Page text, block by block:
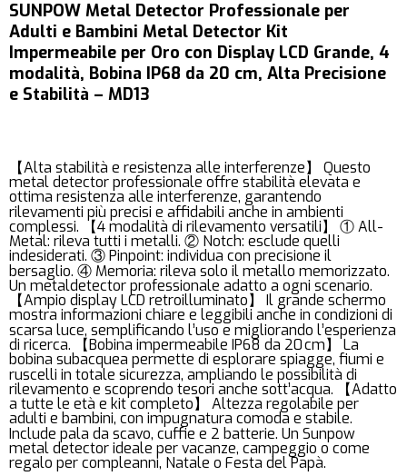
SUNPOW Metal Detector Professionale per
Adulti e Bambini Metal Detector Kit
Impermeabile per Oro con Display LCD Grande, 4
modalità, Bobina IP68 da 20 cm, Alta Precisione
e Stabilità – MD13
【Alta stabilità e resistenza alle interferenze】 Questo
metal detector professionale offre stabilità elevata e
ottima resistenza alle interferenze, garantendo
rilevamenti più precisi e affidabili anche in ambienti
complessi. 【4 modalità di rilevamento versatili】 ① All-
Metal: rileva tutti i metalli. ② Notch: esclude quelli
indesiderati. ③ Pinpoint: individua con precisione il
bersaglio. ④ Memoria: rileva solo il metallo memorizzato.
Un metaldetector professionale adatto a ogni scenario.
【Ampio display LCD retroilluminato】 Il grande schermo
mostra informazioni chiare e leggibili anche in condizioni di
scarsa luce, semplificando l’uso e migliorando l’esperienza
di ricerca. 【Bobina impermeabile IP68 da 20 cm】 La
bobina subacquea permette di esplorare spiagge, fiumi e
ruscelli in totale sicurezza, ampliando le possibilità di
rilevamento e scoprendo tesori anche sott’acqua. 【Adatto
a tutte le età e kit completo】 Altezza regolabile per
adulti e bambini, con impugnatura comoda e stabile.
Include pala da scavo, cuffie e 2 batterie. Un Sunpow
metal detector ideale per vacanze, campeggio o come
regalo per compleanni, Natale o Festa del Papà.